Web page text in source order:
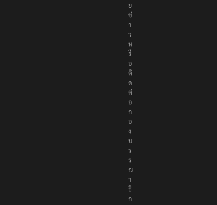
ย
ข่
า
ว
ห
รื
อ
ติ
ด
ต่
อ
ก
อ
ง
บ
ร
ร
ณ
า
ธิ
ก